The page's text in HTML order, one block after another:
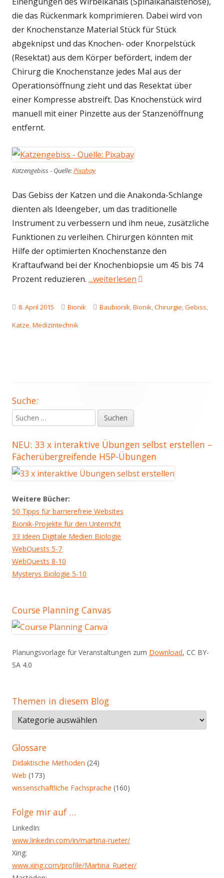
die das Rückenmark komprimieren. Dabei wird von
der Knochenstanze Material Stück für Stück
abgeknipst und das Knochen- oder Knorpelstück
(Resektat) aus dem Körper befördert, indem der
Chirurg die Knochenstanze jedes Mal aus der
Operationsöffnung zieht und das Resektat über
einer Kompresse abstreift. Das Knochenstück wird
manuell mit einer Pinzette aus der Stanzenöffnung
entfernt.
Katzengebiss - Quelle:Pixabay
Das Gebiss der Katzen und die Anakonda-Schlange
dienten als Ideengeber, um das traditionelle
Instrument zu verbessern und ihm neue, zusätzliche
Funktionen zu verleihen. Chirurgen könnten mit
Hilfe der optimierten Knochenstanze den
Kraftaufwand bei der Knochenbiopsie um 45 bis 74
Prozent reduzieren. ...weiterlesen "Anakonda-Prinzip:
Veröffentlicht
am
8. April 2015 Kategorien
Bionik Schlagwörter
Baubionik,Bionik,Chirurgie,Gebiss,
Katze,Medizintechnik
Haupt-
Seitenleiste
Suche:
Suchen
nach:
NEU: 33 x interaktive Übungen selbst erstellen –
Fächerübergreifende H5P-Übungen
Weitere Bücher:
50 Tipps für barrierefreie Websites
Bionik-Projekte für den Unterricht
33 Ideen Digitale Medien Biologie
WebQuests 5-7
WebQuests 8-10
Mysterys Biologie 5-10
Course Planning Canvas
Planungsvorlage für Veranstaltungen zum Download, CC BY-
SA 4.0
Themen in diesem Blog
Themen
in
diesem
Blog
Glossare
Didaktische Methoden (24)
Web (173)
wissenschaftliche Fachsprache (160)
Folge mir auf …
LinkedIn:
www.linkedin.com/in/martina-rueter/
Xing:
www.xing.com/profile/Martina_Rueter/